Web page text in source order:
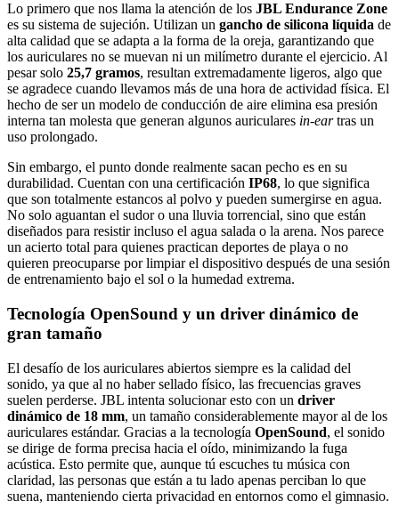
Lo primero que nos llama la atención de los JBL Endurance Zone
es su sistema de sujeción. Utilizan un gancho de silicona líquida de
alta calidad que se adapta a la forma de la oreja, garantizando que
los auriculares no se muevan ni un milímetro durante el ejercicio. Al
pesar solo 25,7 gramos, resultan extremadamente ligeros, algo que
se agradece cuando llevamos más de una hora de actividad física. El
hecho de ser un modelo de conducción de aire elimina esa presión
interna tan molesta que generan algunos auriculares in-eartras un
uso prolongado.
Sin embargo, el punto donde realmente sacan pecho es en su
durabilidad. Cuentan con una certificación IP68, lo que significa
que son totalmente estancos al polvo y pueden sumergirse en agua.
No solo aguantan el sudor o una lluvia torrencial, sino que están
diseñados para resistir incluso el agua salada o la arena. Nos parece
un acierto total para quienes practican deportes de playa o no
quieren preocuparse por limpiar el dispositivo después de una sesión
de entrenamiento bajo el sol o la humedad extrema.
Tecnología OpenSound y un driver dinámico de
gran tamaño
El desafío de los auriculares abiertos siempre es la calidad del
sonido, ya que al no haber sellado físico, las frecuencias graves
suelen perderse. JBL intenta solucionar esto con un driver
dinámico de 18 mm, un tamaño considerablemente mayor al de los
auriculares estándar. Gracias a la tecnología OpenSound, el sonido
se dirige de forma precisa hacia el oído, minimizando la fuga
acústica. Esto permite que, aunque tú escuches tu música con
claridad, las personas que están a tu lado apenas perciban lo que
suena, manteniendo cierta privacidad en entornos como el gimnasio.